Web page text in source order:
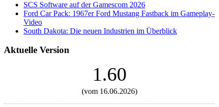
SCS Software auf der Gamescom 2026
Ford Car Pack: 1967er Ford Mustang Fastback im Gameplay-
Video
South Dakota: Die neuen Industrien im Überblick
Aktuelle Version
1.60
(vom 16.06.2026)